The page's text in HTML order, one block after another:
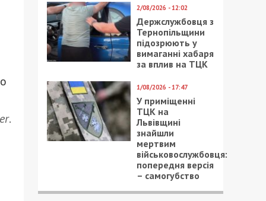
.
2/08/2026 - 12:02
Держслужбовця з
Тернопільщини
підозрюють у
вимаганні хабаря
за вплив на ТЦК
1/08/2026 - 17:47
У приміщенні
ТЦК на
Львівщині
знайшли
мертвим
військовослужбовця:
попередня версія
– самогубство